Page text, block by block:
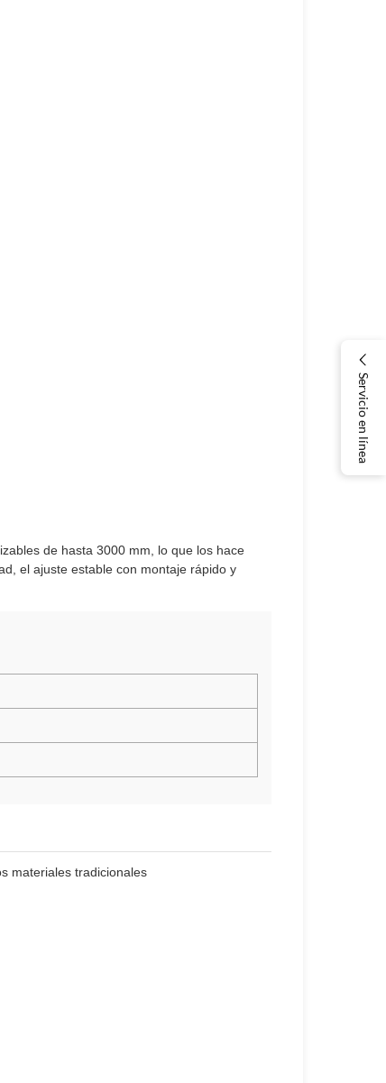
Servicio en línea
de hasta 3000 mm, lo que los hace
el ajuste estable con montaje rápido y
materiales tradicionales